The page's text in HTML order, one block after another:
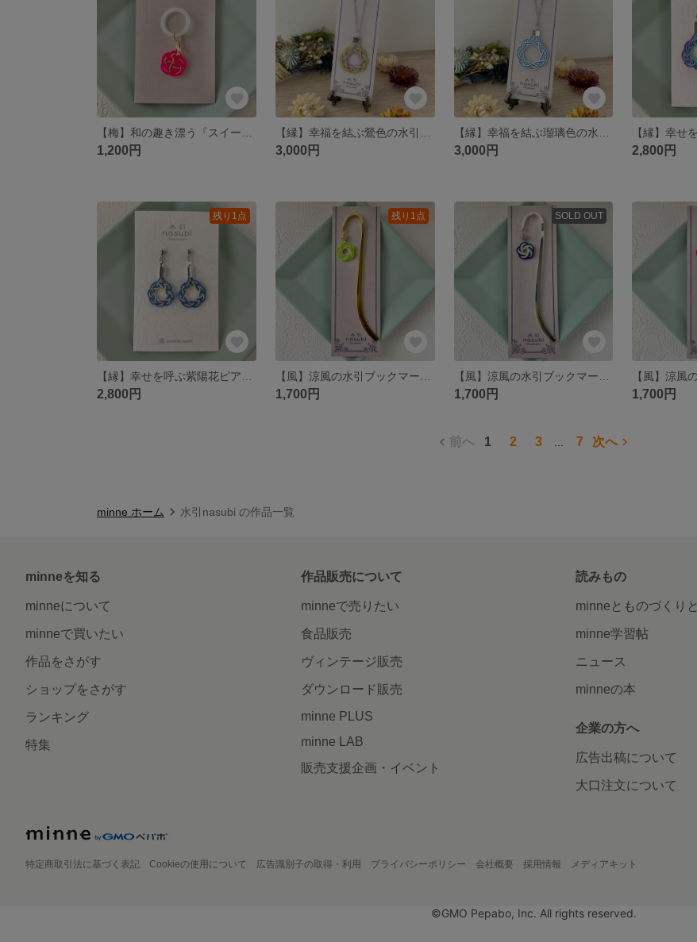
1,200円 3,000円 3,000円 2,800円
残り1点
2,800円
残り1点
1,700円
SOLD OUT
1,700円 1,700円
前へ 1 2 3 7 次へ
minne ホーム 水引nasubi の作品一覧
minneを知る
minneについて
minneで買いたい
作品をさがす
ショップをさがす
ランキング
特集
作品販売について
minneで売りたい
食品販売
ヴィンテージ販売
ダウンロード販売
minne PLUS
minne LAB
販売支援企画・イベント
読みもの
minneとものづくりと
minne学習帖
ニュース
minneの本
企業の方へ
広告出稿について
大口注文について
特定商取引法に基づく表記 Cookieの使用について 広告識別子の取得・利用 プライバシーポリシー 会社概要 採用情報 メディアキット
©GMO Pepabo, Inc. All rights reserved.